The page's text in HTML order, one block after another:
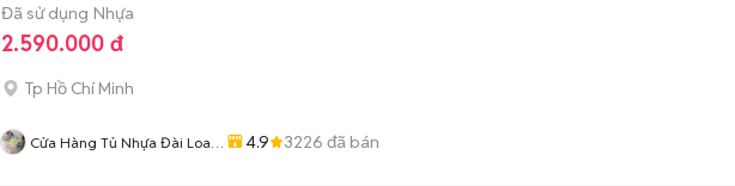
Đã sử dụng Nhựa
2.590.000 đ
Tp Hồ Chí Minh
Cửa Hàng Tủ Nhựa Đài Loan
4.9 3226 đã bán